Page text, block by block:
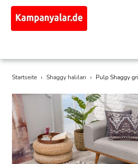
Direkt
Inhalt
Startseite › Shaggy halıları › Pulp Shaggy